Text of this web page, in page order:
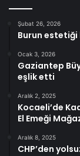
Şubat 26, 2026
Burun estetiği
Ocak 3, 2026
Gaziantep
eşlik etti
Aralık 2, 2025
Kocaeli’de
El Emeği
Aralık 8, 2025
CHP’den